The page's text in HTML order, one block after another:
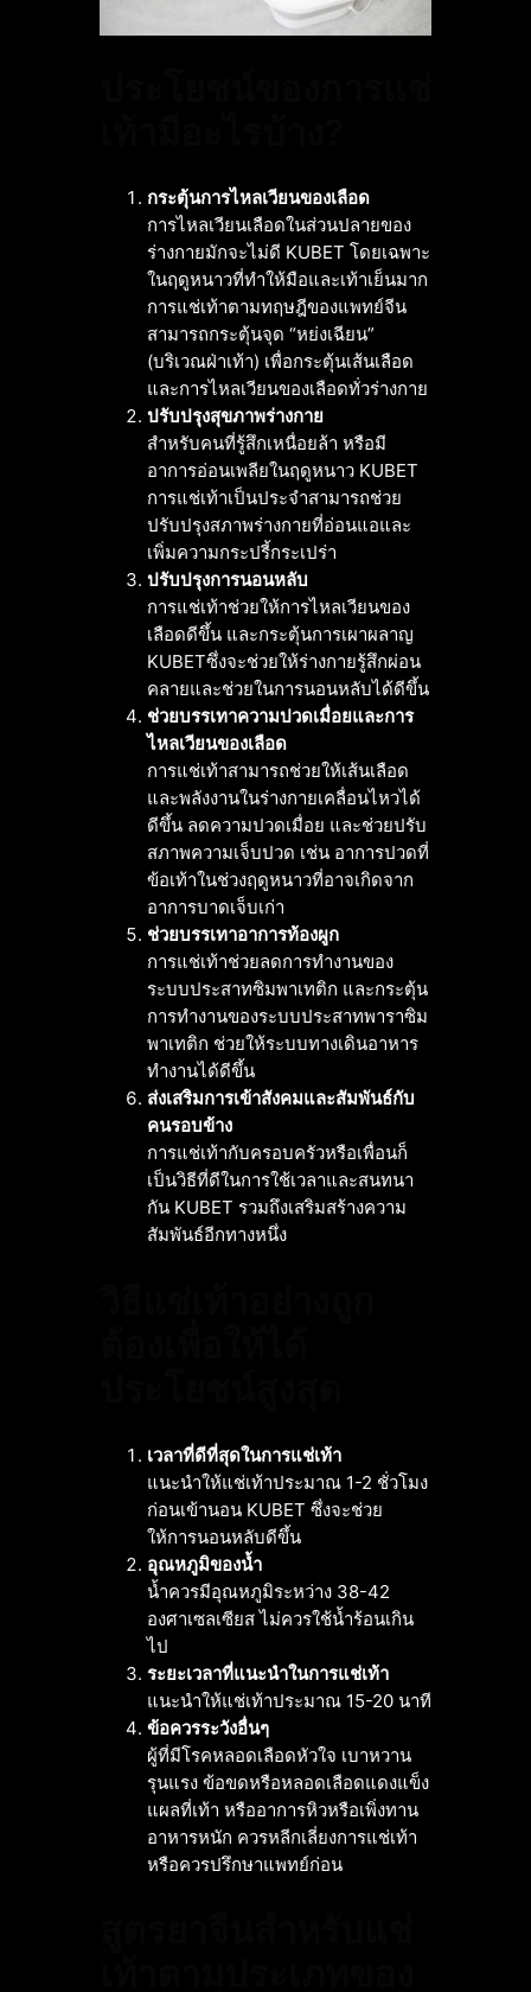
กระตุ้นการไหลเวียนของเลือด
การไหลเวียนเลือดในส่วนปลายของ
ร่างกายมักจะไม่ดี KUBET โดยเฉพาะ
ในฤดูหนาวที่ทำให้มือและเท้าเย็นมาก
การแช่เท้าตามทฤษฎีของแพทย์จีน
สามารถกระตุ้นจุด “หย่งเฉียน”
(บริเวณฝ่าเท้า) เพื่อกระตุ้นเส้นเลือด
และการไหลเวียนของเลือดทั่วร่างกาย
ปรับปรุงสุขภาพร่างกาย
สำหรับคนที่รู้สึกเหนื่อยล้า หรือมี
อาการอ่อนเพลียในฤดูหนาว KUBET
การแช่เท้าเป็นประจำสามารถช่วย
ปรับปรุงสภาพร่างกายที่อ่อนแอและ
เพิ่มความกระปรี้กระเปร่า
ปรับปรุงการนอนหลับ
การแช่เท้าช่วยให้การไหลเวียนของ
เลือดดีขึ้น และกระตุ้นการเผาผลาญ
KUBETซึ่งจะช่วยให้ร่างกายรู้สึกผ่อน
คลายและช่วยในการนอนหลับได้ดีขึ้น
ช่วยบรรเทาความปวดเมื่อยและการ
ไหลเวียนของเลือด
การแช่เท้าสามารถช่วยให้เส้นเลือด
และพลังงานในร่างกายเคลื่อนไหวได้
ดีขึ้น ลดความปวดเมื่อย และช่วยปรับ
สภาพความเจ็บปวด เช่น อาการปวดที่
ข้อเท้าในช่วงฤดูหนาวที่อาจเกิดจาก
อาการบาดเจ็บเก่า
ช่วยบรรเทาอาการท้องผูก
การแช่เท้าช่วยลดการทำงานของ
ระบบประสาทซิมพาเทติก และกระตุ้น
การทำงานของระบบประสาทพาราซิม
พาเทติก ช่วยให้ระบบทางเดินอาหาร
ทำงานได้ดีขึ้น
ส่งเสริมการเข้าสังคมและสัมพันธ์กับ
คนรอบข้าง
การแช่เท้ากับครอบครัวหรือเพื่อนก็
เป็นวิธีที่ดีในการใช้เวลาและสนทนา
กัน KUBET รวมถึงเสริมสร้างความ
สัมพันธ์อีกทางหนึ่ง
เวลาที่ดีที่สุดในการแช่เท้า
แนะนำให้แช่เท้าประมาณ 1-2 ชั่วโมง
ก่อนเข้านอน KUBET ซึ่งจะช่วย
ให้การนอนหลับดีขึ้น
อุณหภูมิของน้ำ
น้ำควรมีอุณหภูมิระหว่าง 38-42
องศาเซลเซียส ไม่ควรใช้น้ำร้อนเกิน
ไป
ระยะเวลาที่แนะนำในการแช่เท้า
แนะนำให้แช่เท้าประมาณ 15-20 นาที
ข้อควรระวังอื่นๆ
ผู้ที่มีโรคหลอดเลือดหัวใจ เบาหวาน
รุนแรง ข้อขดหรือหลอดเลือดแดงแข็ง
แผลที่เท้า หรืออาการหิวหรือเพิ่งทาน
อาหารหนัก ควรหลีกเลี่ยงการแช่เท้า
หรือควรปรึกษาแพทย์ก่อน